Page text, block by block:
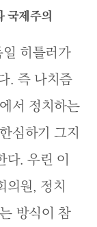
국제주의
히틀러가
. 즉 나치즘
서 정치하는
심하기 그지
. 우린 이
의원, 정치
방식이 참